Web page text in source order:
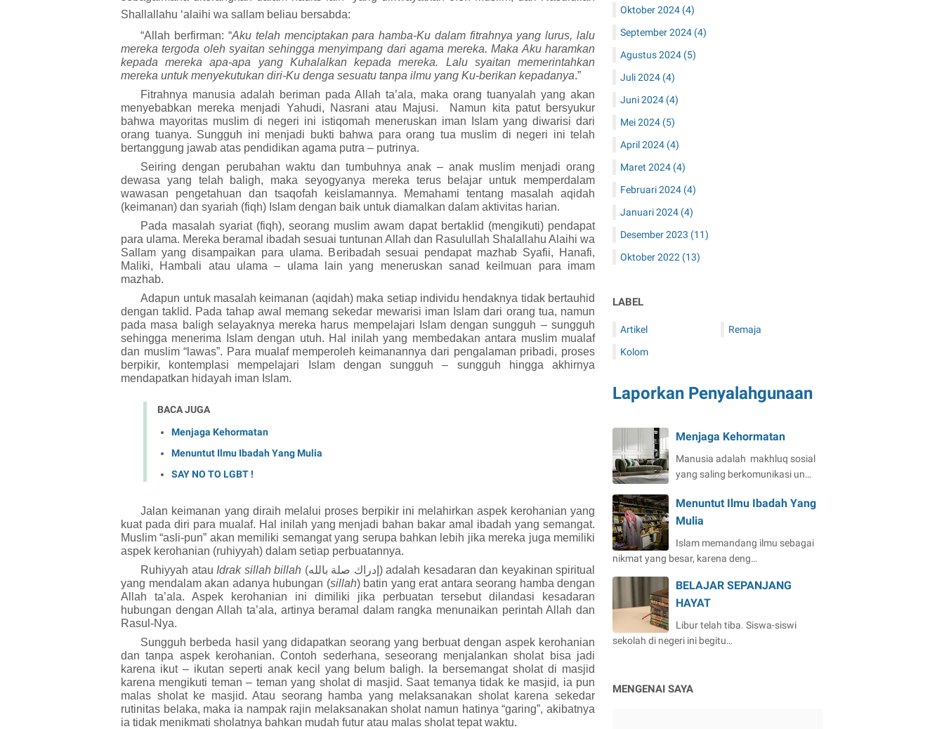
Shallallahu ‘alaihi wa sallam beliau bersabda:
“Allah berfirman: “Aku telah menciptakan para hamba-Ku dalam fitrahnya yang lurus, lalu
mereka tergoda oleh syaitan sehingga menyimpang dari agama mereka. Maka Aku haramkan
kepada mereka apa-apa yang Kuhalalkan kepada mereka. Lalu syaitan memerintahkan
mereka untuk menyekutukan diri-Ku denga sesuatu tanpa ilmu yang Ku-berikan kepadanya.”
Fitrahnya manusia adalah beriman pada Allahta’ala, maka orang tuanyalah yang akan
menyebabkan mereka menjadi Yahudi, Nasrani atau Majusi. Namun kita patut bersyukur
bahwa mayoritas muslim di negeri ini istiqomah meneruskan iman
slam yang diwarisi dari
orang tuanya. Sungguh ini menjadi bukti bahwa para orang tua muslim di negeri ini telah
bertanggung jawab atas pendidikan agama putra – putrinya.
Seiring dengan perubahan waktu dan tumbuhnya anak – anak muslim menjadi orang
dewasa yang telah baligh, maka
seyogyanya mereka terus belajar untuk memperdalam
wawasan pengetahuan dan tsaqofah keislamannya. Memahami tentang masalah aqidah
(keimanan) dan syariah (fiqh) slam dengan baik untuk diamalkan dalam aktivitas harian.
Pada masalah syariat (fiqh), seorang muslim awam dapat bertaklid (mengikuti) pendapat
para ulama. Mereka beramal ibadah sesuai tuntunan Allah dan Rasulullah Shalallahu Alaihi wa
Sallam yang disampaikan para ulama. Beribadah sesuai pendapat mazhab Syafii, Hanafi,
Maliki, Hambali atau ulama – ulama lain yang meneruskan sanad keilmuan para imam
mazhab.
Adapun untuk masalah keimanan (aqidah) maka setiap individu hendaknya tidak bertauhid
dengan taklid. Pada tahap awal memang sekedar mewarisi iman Islam dari orang tua, namun
pada masa baligh selayaknya mereka harus mempelajari
slam dengan sungguh – sungguh
sehingga menerima Islam dengan utuh. Hal inilah yang membedakan antara muslim mualaf
dan muslim “lawas”. Para mualaf memperoleh keimanannya dari pengalaman pribadi, proses
berpikir, kontemplasi mempelajari
slam dengan sungguh – sungguh hingga akhirnya
mendapatkan hidayah iman Islam.
BACA JUGA
Menjaga Kehormatan
Menuntut Ilmu Ibadah Yang Mulia
SAY NO TO LGBT !
Jalan keimanan yang diraih melalui proses berpikir ini melahirkan aspek kerohanian yang
kuat pada diri para mualaf. Hal inilah yang menjadi bahan bakar amal ibadah yang semangat.
Muslim “asli-pun” akan memiliki semangat yang serupa bahkan lebih jika mereka juga memiliki
aspek kerohanian (ruhiyyah) dalam setiap perbuatannya.
Ruhiyyah atau Idrak sillah billah (إدراك صلة بالله ) adalah kesadaran dan keyakinan spiritual
yang mendalam akan adanya hubungan (sillah) batin yang erat antara seorang hamba dengan
Allah ta’ala. Aspek kerohanian ini dimiliki jika perbuatan tersebut dilandasi kesadaran
hubungan dengan Allah ta’ala, artinya beramal dalam rangka menunaikan perintah Allah dan
Rasul -Nya.
Sungguh berbeda hasil yang didapatkan seorang yang berbuat dengan aspek kerohanian
dan tanpa aspek kerohanian. Contoh sederhana, seseorang menjalankan sholat bisa jadi
karena ikut – ikutan seperti anak kecil yang belum baligh. Ia bersemangat sholat di masjid
karena mengikuti teman – teman yang sholat di masjid. Saat temanya tidak ke masjid, ia pun
malas sholat ke masjid. Atau seorang hamba yang melaksanakan sholat karena sekedar
rutinitas belaka, maka ia nampak rajin melaksanakan sholat namun hatinya “garing”, akibatnya
ia tidak menikmati sholatnya bahkan mudah futur atau malas sholat tepat waktu.
Oktober 2024 (4)
September 2024 (4)
Agustus 2024 (5)
Juli 2024 (4)
Juni 2024 (4)
Mei 2024 (5)
April 2024 (4)
Maret 2024 (4)
Februari 2024 (4)
Januari 2024 (4)
Desember 2023 (11)
Oktober 2022 (13)
LABEL
Artikel
Kolom
Remaja
Laporkan Penyalahgunaan
Menjaga Kehormatan
Manusia adalah makhluq sosial
yang saling berkomunikasi un…
Menuntut Ilmu Ibadah Yang
Mulia
Islam memandang ilmu sebagai
nikmat yang besar, karena deng…
BELAJAR SEPANJANG
HAYAT
Libur telah tiba. Siswa-siswi
sekolah di negeri ini begitu…
MENGENAI SAYA